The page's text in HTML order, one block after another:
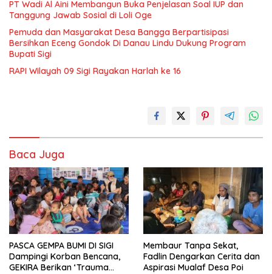
PT Wadi Al Aini Membangun Buka Penjelasan Soal IUP dan
Tanggung Jawab Sosial di Loli Oge
Pemuda dan Masyarakat Desa Bangga Berpartisipasi
Bersihkan Eceng Gondok Di Danau Lindu Dukung Program
Bupati Sigi
RAPI Wilayah 09 Sigi Rayakan Harlah ke 16
Baca Juga
PASCA GEMPA BUMI DI SIGI
Dampingi Korban Bencana,
GEKIRA Berikan ‘Trauma
Membaur Tanpa Sekat,
Fadlin Dengarkan Cerita dan
Aspirasi Mualaf Desa Poi